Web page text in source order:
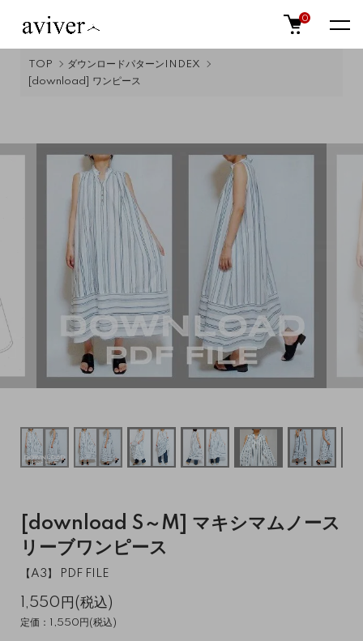
0
TOP
ダウンロードパターンINDEX
[download] ワンピース
[download S～M] マキシマムノース
リーブワンピース
【A3】 PDF FILE
1,550円(税込)
定価：1,550円(税込)